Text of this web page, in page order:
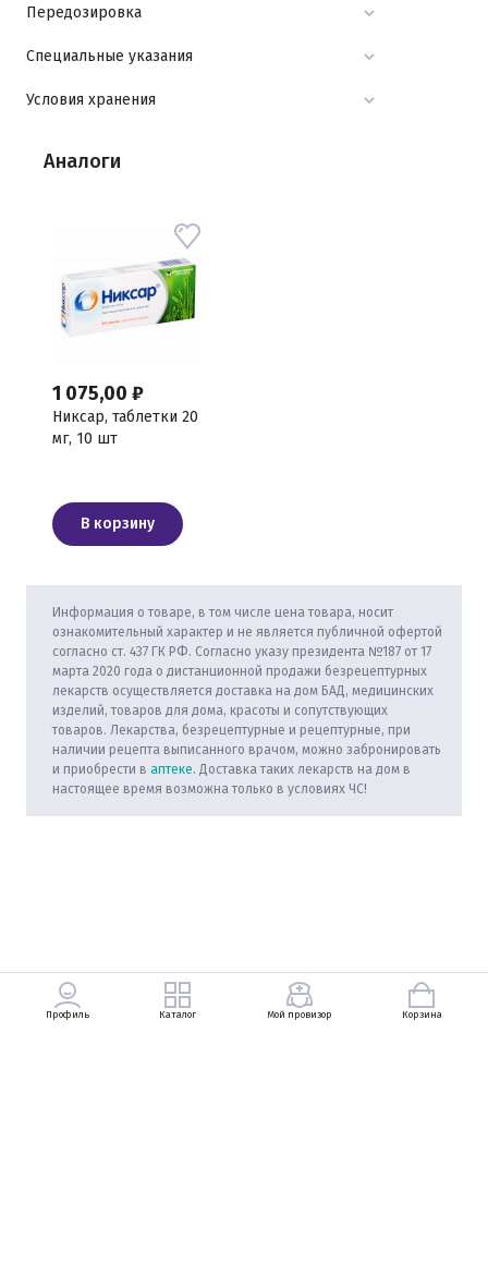
Передозировка
Специальные указания
Условия хранения
Аналоги
1 075,00 ₽
Никсар, таблетки 20
мг, 10 шт
В корзину
Информация о товаре, в том числе цена товара, носит
ознакомительный характер и не является публичной офертой
согласно ст. 437 ГК РФ. Согласно указу президента №187 от 17
марта 2020 года о дистанционной продажи безрецептурных
лекарств осуществляется доставка на дом БАД, медицинских
изделий, товаров для дома, красоты и сопутствующих
товаров. Лекарства, безрецептурные и рецептурные, при
наличии рецепта выписанного врачом, можно забронировать
и приобрести в аптеке. Доставка таких лекарств на дом в
настоящее время возможна только в условиях ЧС!
Профиль Каталог Мой провизор Корзина